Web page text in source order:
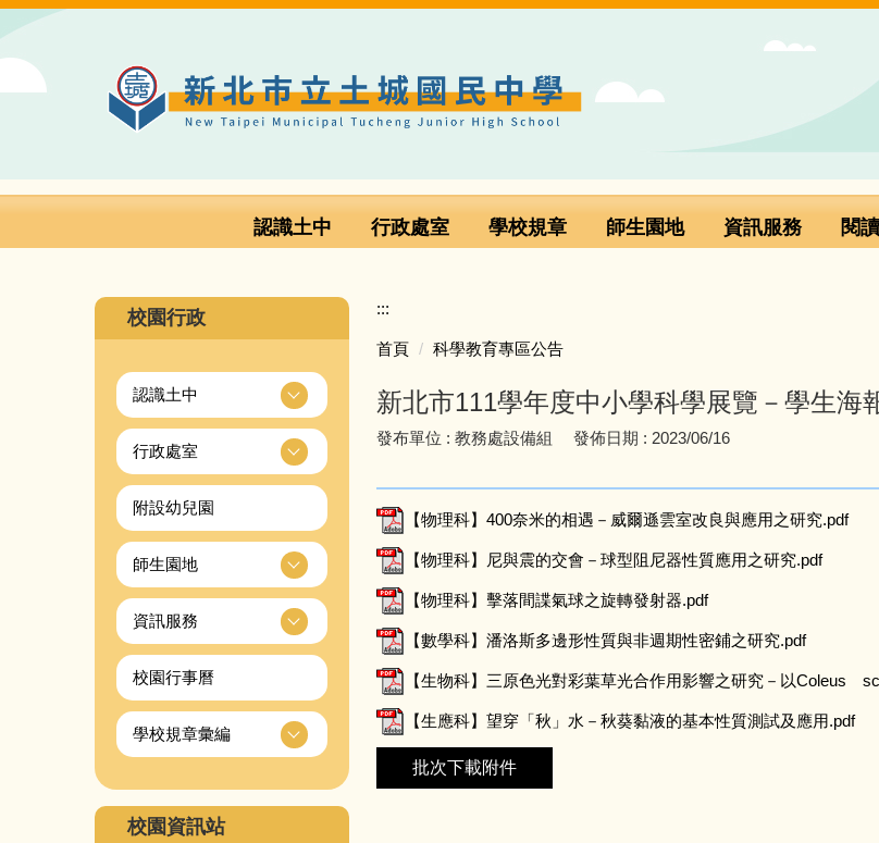
主
認識土中 行政處室 學校規章 師生園地 資訊服務 閱
校園行政
認識土中
行政處室
附設幼兒園
師生園地
資訊服務
校園行事曆
學校規章彙編
校園資訊站
:::
首頁 科學教育專區公告
新北市111學年度中小學科學展覽－學生海
發布單位 : 教務處設備組 發佈日期 : 2023/06/16
【物理科】400奈米的相遇－威爾遜雲室改良與應用之研究.pdf
【物理科】尼與震的交會－球型阻尼器性質應用之研究.pdf
【物理科】擊落間諜氣球之旋轉發射器.pdf
【數學科】潘洛斯多邊形性質與非週期性密鋪之研究.pdf
【生物科】三原色光對彩葉草光合作用影響之研究－以Coleus
【生應科】望穿「秋」水－秋葵黏液的基本性質測試及應用.pdf
批次下載附件